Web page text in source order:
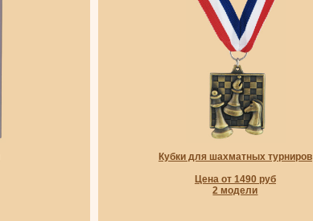
Кубки для шахматных турниров
Цена от 1490 руб
2 модели